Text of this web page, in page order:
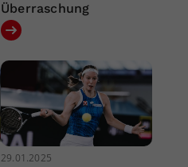
Überraschung
29.01.2025